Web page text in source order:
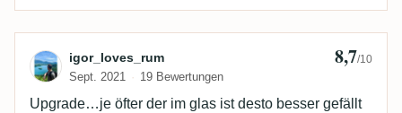
Bewertung von igor_loves_rum
igor_loves_rum
Sept. 2021 19 Bewertungen
8,7/10
Upgrade…je öfter der im glas ist desto besser gefällt